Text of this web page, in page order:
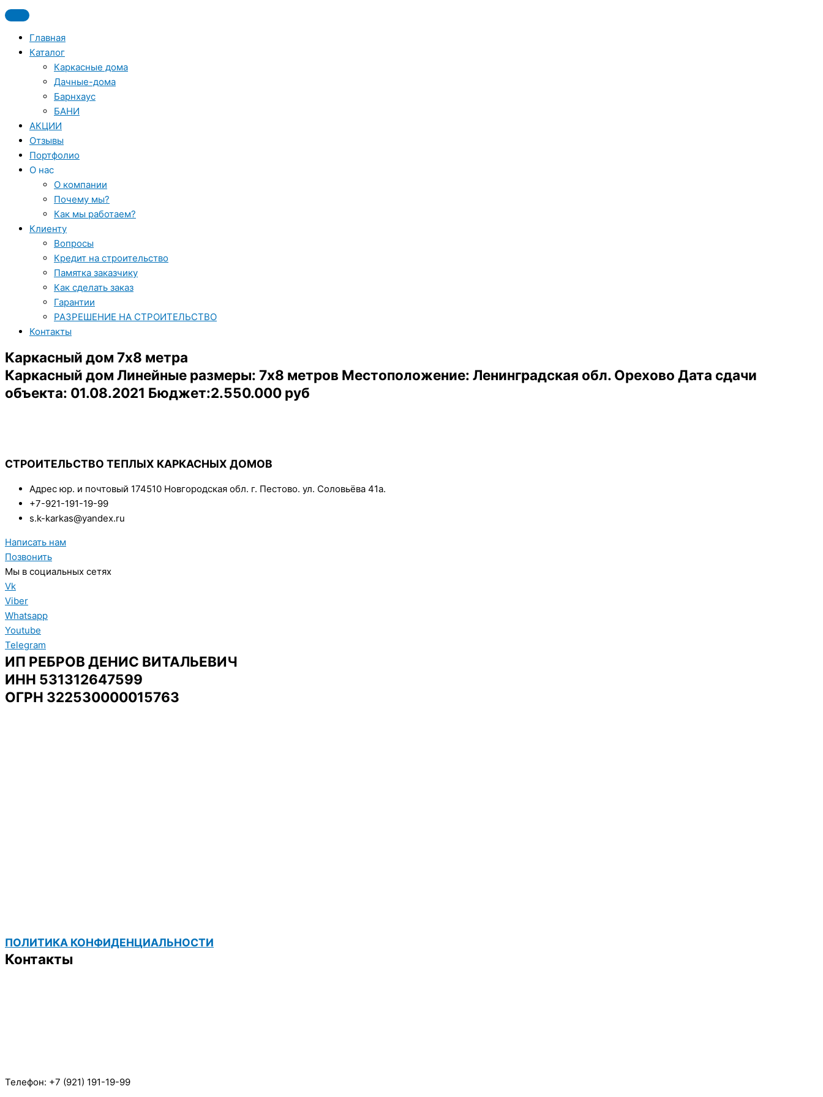
Перейти
к
содержимому
Главная
Каталог
Каркасные дома
Дачные-дома
Барнхаус
БАНИ
АКЦИИ
Отзывы
Портфолио
О нас
О компании
Почему мы?
Как мы работаем?
Клиенту
Вопросы
Кредит на строительство
Памятка заказчику
Как сделать заказ
Гарантии
РАЗРЕШЕНИЕ НА СТРОИТЕЛЬСТВО
Контакты
Каркасный дом 7х8 метра
Каркасный дом Линейные размеры: 7х8 метров Местоположение: Ленинградская обл. Орехово Дата сдачи
объекта: 01.08.2021 Бюджет:2.550.000 руб
СТРОИТЕЛЬСТВО ТЕПЛЫХ КАРКАСНЫХ ДОМОВ
Адрес юр. и почтовый 174510 Новгородская обл. г. Пестово. ул. Соловьёва 41а.
+7-921-191-19-99
s.k-karkas@yandex.ru
Написать нам
Позвонить
Мы в социальных сетях
Vk
Viber
Whatsapp
Youtube
Telegram
ИП РЕБРОВ ДЕНИС ВИТАЛЬЕВИЧ
ИНН 531312647599
ОГРН 322530000015763
ПОЛИТИКА КОНФИДЕНЦИАЛЬНОСТИ
Контакты
Телефон: +7 (921) 191-19-99